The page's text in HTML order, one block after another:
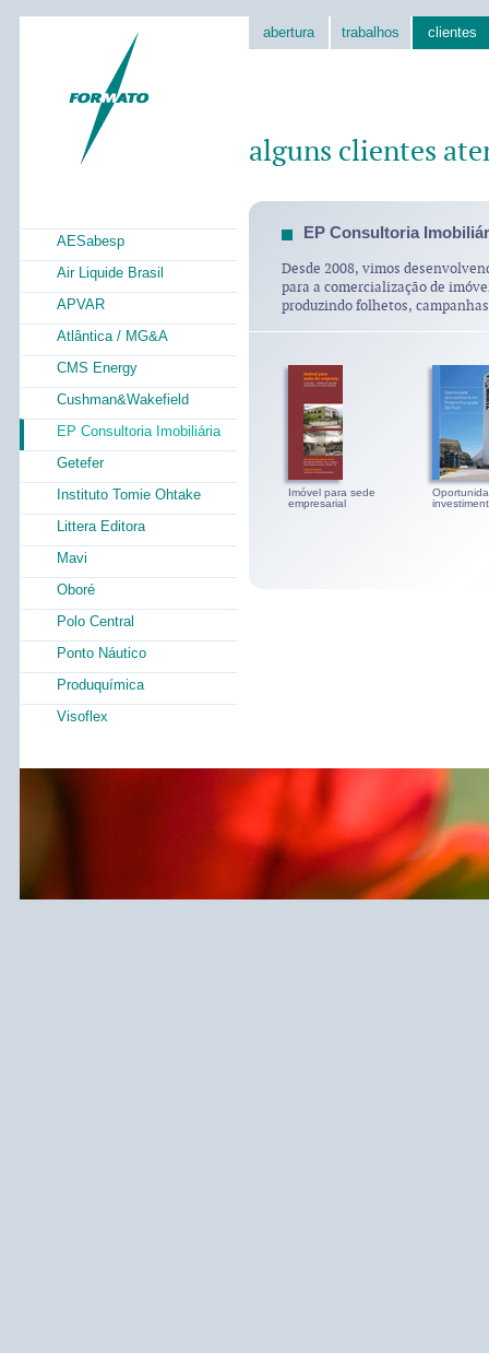
abertura trabalhos clientes
AESabesp
Air Liquide Brasil
APVAR
Atlântica / MG&A
CMS Energy
Cushman&Wakefield
EP Consultoria Imobiliária
Getefer
Instituto Tomie Ohtake
Littera Editora
Mavi
Oboré
Polo Central
Ponto Náutico
Produquímica
Visoflex
alguns clientes
EP Consultoria
Desde 2008, vimos
para a comercialização de
produzindo folhetos,
materiais para a EP Consultoria
Imóvel para sede
empresarial